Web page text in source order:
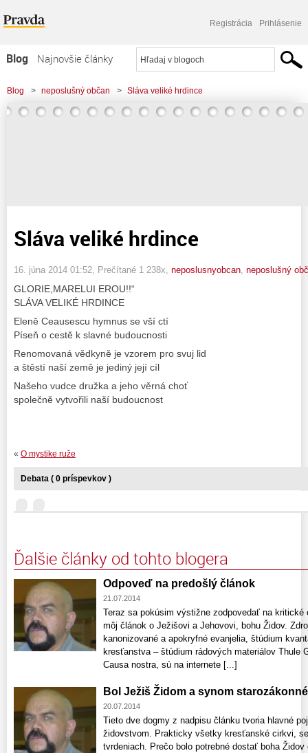
Registrácia Prihlásenie
Blog
Najnovšie články
Najčítanejšie články
Najkomentovanejšie články
Blog > neposlušný občan > Sláva veliké hrdince
Sláva veliké hrdince
16. júna 2014 01:52 , Prečítané 1 238x, neposlusnyobcan neposlušný
GLORIE,MARELUI EROU!!“
SLÁVA VELIKÉ HRDINCE
Eleně Ceausescu hymnus se vší ctí
Píseň o cestě k slavné budoucnosti
Renomovaná vědkyně je vzorem pro svuj lid
a štěstí naší země je jediný její cíl
Našeho vudce družka a jeho věrná choť
společně vytvořili naší budoucnost
« O mystike ruže
Debata ( 0 príspevkov )
Ďalšie články od tohto blogera
Odpoveď na predošlý článok
21.07.2014
Teraz sa pokúsim výstižne zodpovedať na kritické
môj článok o Ježišovi a Jehovovi, bohu Židov.
kanonizované a apokryfné evanjelia, štúdium
kresťanstva – štúdium rádových materiálov Thule
Causa nostra, sú na internete [...]
Bol Ježiš Židom a synom
20.07.2014
Tieto dve dogmy z nadpisu článku tvoria hlavné
židovstvom. Prakticky všetky kresťanské cirkvi,
tvrdeniach. Prečo bolo potrebné dostať boha